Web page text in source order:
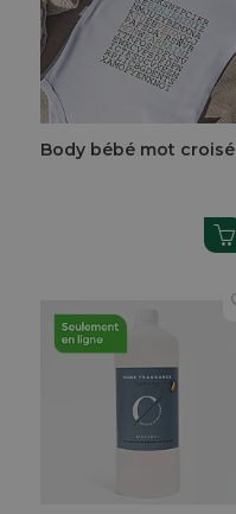
Body bébé mot croisé